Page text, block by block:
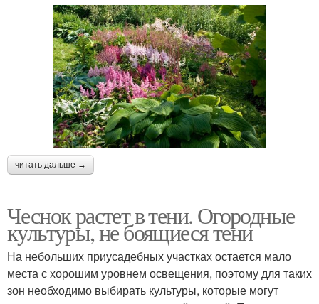
читать дальше →
Чеснок растет в тени. Огородные
культуры, не боящиеся тени
На небольших приусадебных участках остается мало
места с хорошим уровнем освещения, поэтому для таких
зон необходимо выбирать культуры, которые могут